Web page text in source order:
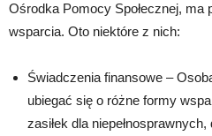
Ośrodka Pomocy Społecznej, ma
wsparcia. Oto niektóre z nich:
Świadczenia finansowe –
ubiegać się o różne formy
zasiłek dla